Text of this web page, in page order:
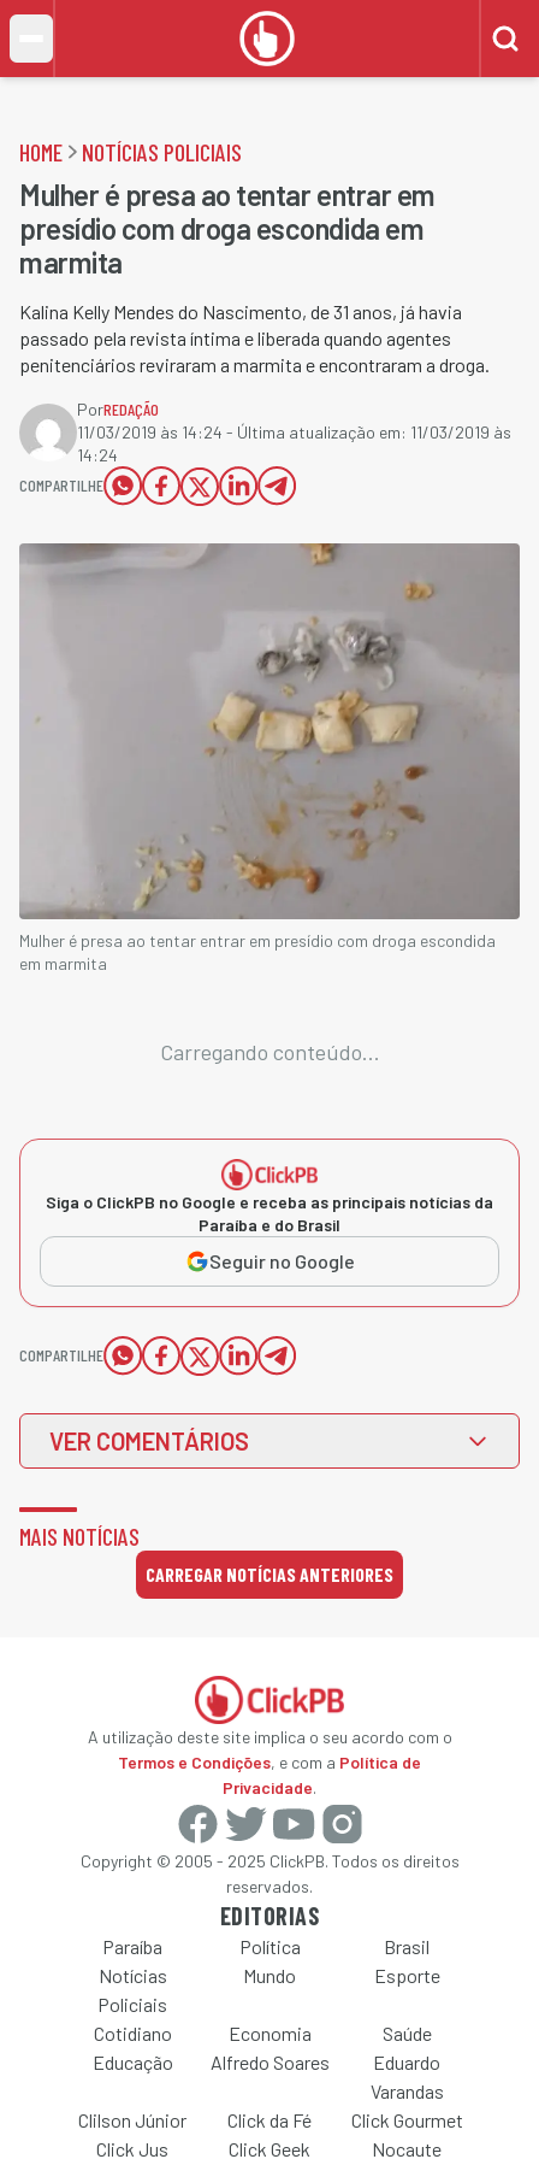
HOME NOTÍCIAS POLICIAIS
Mulher é presa ao tentar entrar em
presídio com droga escondida em
marmita
Kalina Kelly Mendes do Nascimento, de 31 anos,​ já havia
passado pela revista íntima e liberada quando agentes
penitenciários reviraram a marmita e encontraram a droga.
PorREDAÇÃO
11/03/2019 às 14:24 - Última atualização em: 11/03/2019 às
14:24
COMPARTILHE
Mulher é presa ao tentar entrar em presídio com droga escondida
em marmita
Carregando conteúdo...
Siga o ClickPB no Google e receba as principais notícias da
Paraíba e do Brasil
Seguir no Google
COMPARTILHE
VER COMENTÁRIOS
MAIS NOTÍCIAS
CARREGAR NOTÍCIAS ANTERIORES
A utilização deste site implica o seu acordo com o
Termos e Condições, e com a Política de
Privacidade.
Copyright © 2005 - 2025 ClickPB. Todos os direitos
reservados.
EDITORIAS
Paraíba Política
Brasil
Notícias
Policiais
Mundo Esporte
Cotidiano Economia
Saúde
Educação
Alfredo Soares
Eduardo
Varandas
Clilson Júnior
Click da Fé
Click Gourmet
Click Jus
Click Geek Nocaute